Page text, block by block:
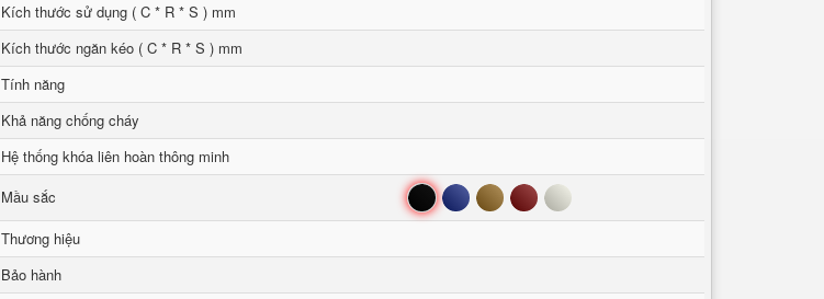
Kích thước sử dụng ( C * R * S ) mm
Kích thước ngăn kéo ( C * R * S ) mm
Tính năng
Khả năng chống cháy
Hệ thống khóa liên hoàn thông minh
Mầu sắc
Đen Xanh Nâu Đỏ Trắng
Thương hiệu
Bảo hành